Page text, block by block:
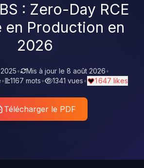
: Zero-Day RCE
en Production en
2026
• Mis à jour le 8 août 2026•
• 1167 mots• 1341 vues• 1 647 likes
Télécharger le PDF